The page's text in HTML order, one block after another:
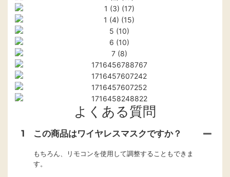
よくある質問
1 この商品はワイヤレスマスクですか？
もちろん、リモコンを使用して調整することもできま
す。